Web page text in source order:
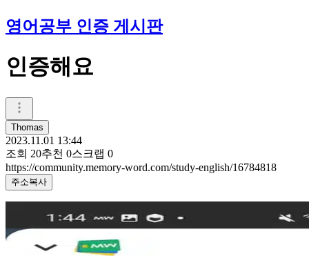
영어공부 인증 게시판
인증해요
Thomas
2023.11.01 13:44
조회 20추천 0스크랩 0
https://community.memory-word.com/study-english/16784818
주소복사